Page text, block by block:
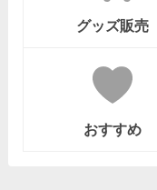
グッズ販売
おすすめ